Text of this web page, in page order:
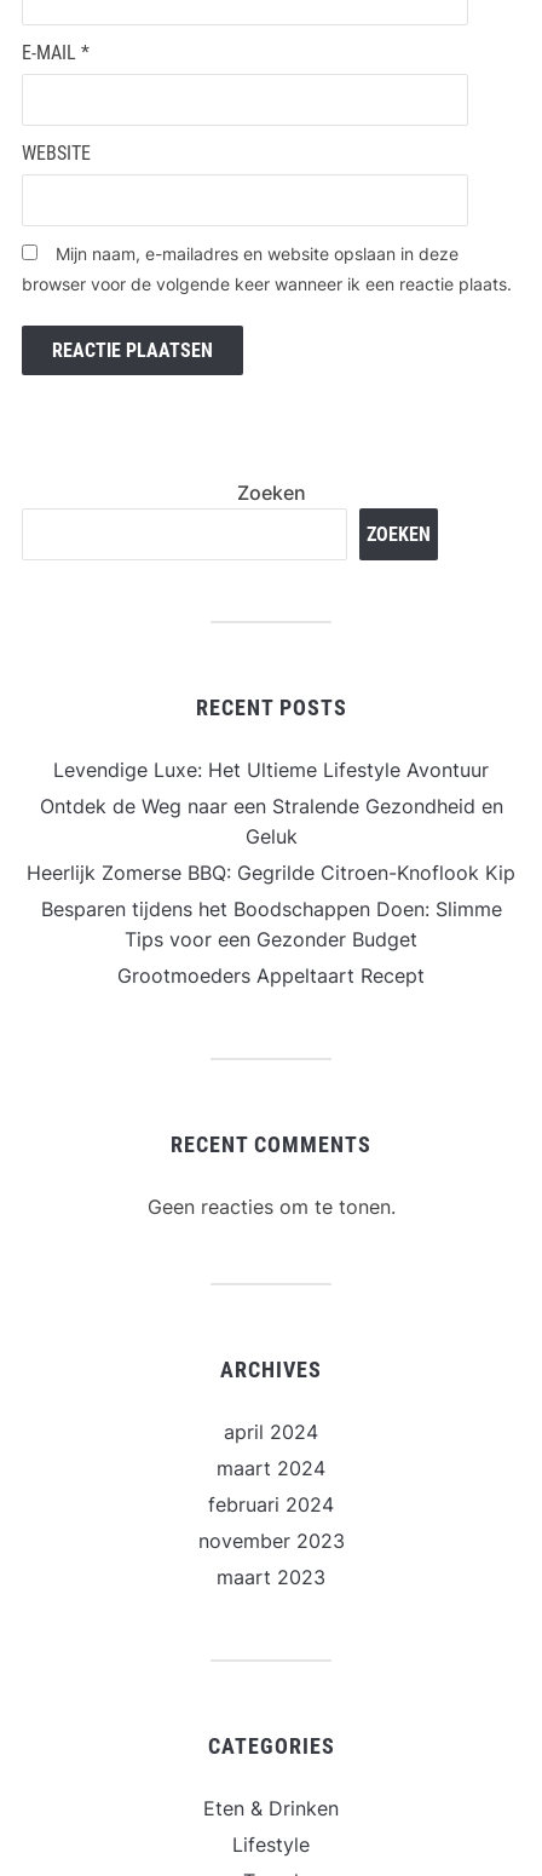
E-MAIL *
WEBSITE
Mijn naam, e-mailadres en website opslaan in deze
browser voor de volgende keer wanneer ik een reactie plaats.
Zoeken
ZOEKEN
RECENT POSTS
Levendige Luxe: Het Ultieme Lifestyle Avontuur
Ontdek de Weg naar een Stralende Gezondheid en
Geluk
Heerlijk Zomerse BBQ: Gegrilde Citroen-Knoflook Kip
Besparen tijdens het Boodschappen Doen: Slimme
Tips voor een Gezonder Budget
Grootmoeders Appeltaart Recept
RECENT COMMENTS
Geen reacties om te tonen.
ARCHIVES
april 2024
maart 2024
februari 2024
november 2023
maart 2023
CATEGORIES
Eten & Drinken
Lifestyle